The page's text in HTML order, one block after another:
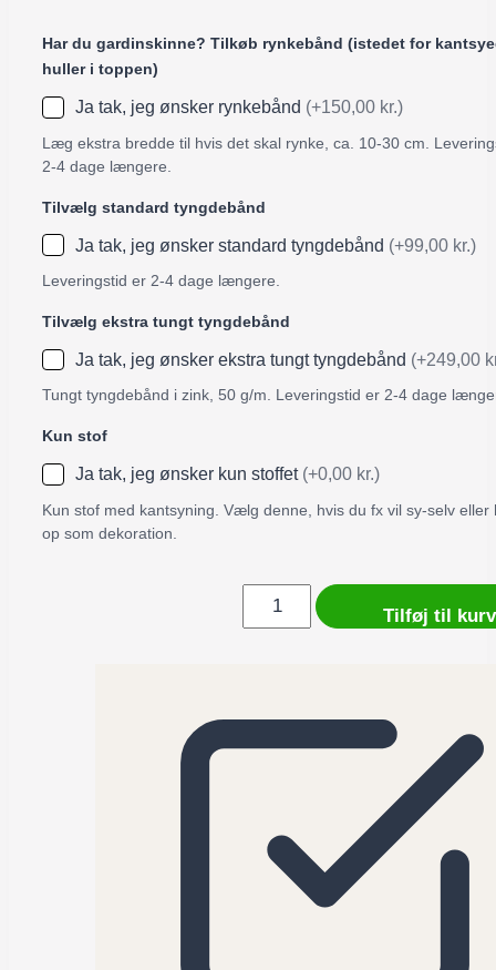
Har du gardinskinne? Tilkøb rynkebånd (istedet for
huller i toppen)
Ja tak, jeg ønsker rynkebånd (+150,00 kr.)
Læg ekstra bredde til hvis det skal rynke, ca. 10-30 cm.
2-4 dage længere.
Tilvælg standard tyngdebånd
Ja tak, jeg ønsker standard tyngdebånd (+99,00 kr.)
Leveringstid er 2-4 dage længere.
Tilvælg ekstra tungt tyngdebånd
Ja tak, jeg ønsker ekstra tungt tyngdebånd (+249,00
Tungt tyngdebånd i zink, 50 g/m. Leveringstid er 2-4 dage
Kun stof
Ja tak, jeg ønsker kun stoffet (+0,00 kr.)
Kun stof med kantsyning. Vælg denne, hvis du fx vil sy-selv
op som dekoration.
Badeforhæng
/
Tilføj til kurv